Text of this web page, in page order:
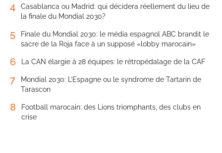
4
Casablanca ou Madrid: qui décidera réellement du lieu de
la finale du Mondial 2030?
5
Finale du Mondial 2030: le média espagnol ABC brandit le
sacre de la Roja face à un supposé «lobby marocain»
6 La CAN élargie à 28 équipes: le rétropédalage de la CAF
7
Mondial 2030: L’Espagne ou le syndrome de Tartarin de
Tarascon
8
Football marocain: des Lions triomphants, des clubs en
crise